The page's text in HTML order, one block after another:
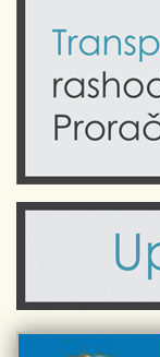
Obrazovanje
Komunalne usluge
Civilni sektor
Sport i rekreacija
Krk uživo
Fotogalerije
Kalendar
Turistička
Kulturno-turistička